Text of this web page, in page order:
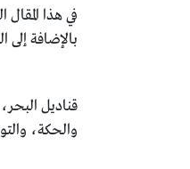
في هذا
بالإضافة إلى
قناديل
والحكة،